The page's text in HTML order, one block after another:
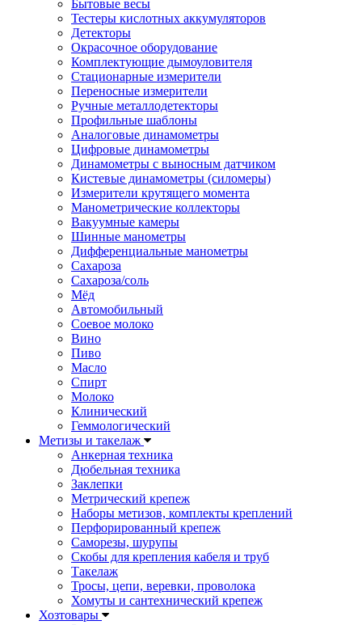
Бытовые весы
Тестеры кислотных аккумуляторов
Детекторы
Окрасочное оборудование
Комплектующие дымоуловителя
Стационарные измерители
Переносные измерители
Ручные металлодетекторы
Профильные шаблоны
Аналоговые динамометры
Цифровые динамометры
Динамометры с выносным датчиком
Кистевые динамометры (силомеры)
Измерители крутящего момента
Манометрические коллекторы
Вакуумные камеры
Шинные манометры
Дифференциальные манометры
Сахароза
Сахароза/соль
Мёд
Автомобильный
Соевое молоко
Вино
Пиво
Масло
Спирт
Молоко
Клинический
Геммологический
Метизы и такелаж
Анкерная техника
Дюбельная техника
Заклепки
Метрический крепеж
Наборы метизов, комплекты креплений
Перфорированный крепеж
Саморезы, шурупы
Скобы для крепления кабеля и труб
Такелаж
Тросы, цепи, веревки, проволока
Хомуты и сантехнический крепеж
Хозтовары